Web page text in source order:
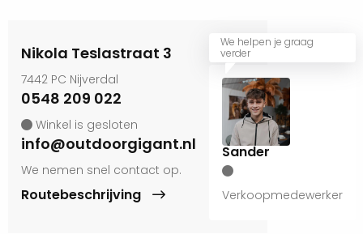
We helpen je graag
verder
Sander
Verkoopmedewerker
Nikola Teslastraat 3
7442 PC Nijverdal
0548 209 022
Winkel is gesloten
info@outdoorgigant.nl
We nemen snel contact op.
Routebeschrijving